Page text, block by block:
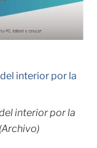
interior por la